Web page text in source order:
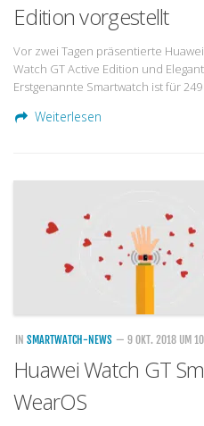
Edition vorgestellt
Vor zwei Tagen präsentierte
Watch GT Active Edition und
Erstgenannte Smartwatch ist für
Weiterlesen
IN SMARTWATCH-NEWS — 9 OKT. 2018 UM
Huawei Watch GT
WearOS